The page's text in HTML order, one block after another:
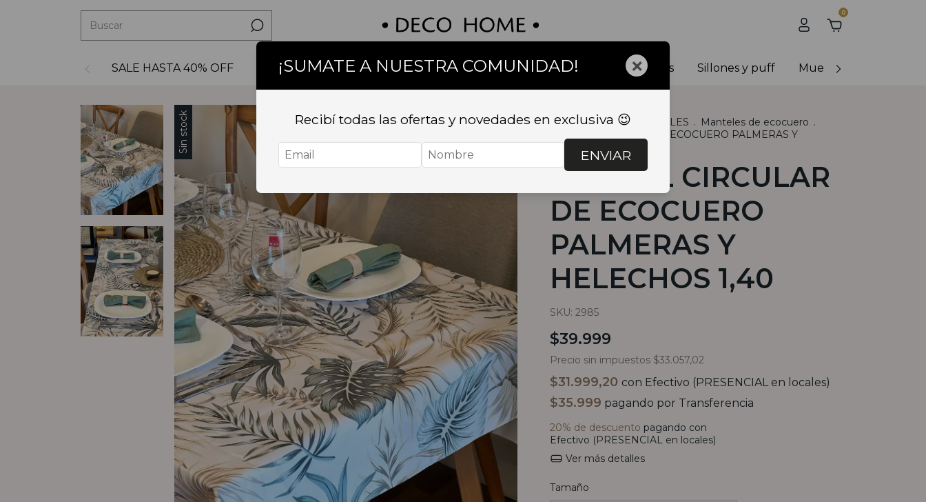
0
SALE HASTA 40% OFF Decoracion Textil Bazar Baño Muebles Sillas y banquetas Sillones y puff Muebles de exterior
Sin stock Inicio . TEXTIL . MANTELES . Manteles de ecocuero .
MANTEL CIRCULAR DE ECOCUERO PALMERAS Y
HELECHOS 1,40
MANTEL CIRCULAR
DE ECOCUERO
PALMERAS Y
HELECHOS 1,40
SKU: 2985
$39.999
Precio sin impuestos $33.057,02
$31.999,20 con Efectivo (PRESENCIAL en locales)
$35.999 pagando por Transferencia
20% de descuento pagando con
Efectivo (PRESENCIAL en locales)
Ver más detalles
Tamaño
¡SUMATE A NUESTRA COMUNIDAD! ×
Recibí todas las ofertas y novedades en exclusiva 😉
ENVIAR